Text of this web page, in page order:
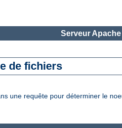
Serveur
de fichiers
une requête pour déterminer le